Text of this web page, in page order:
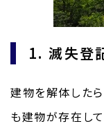
1. 滅失登
建物を解体したら
も建物が存在し